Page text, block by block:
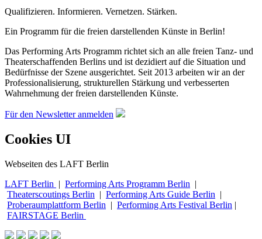
Qualifizieren. Informieren. Vernetzen. Stärken.
Ein Programm für die freien darstellenden Künste in Berlin!
Das Performing Arts Programm richtet sich an alle freien Tanz- und
Theaterschaffenden Berlins und ist dezidiert auf die Situation und
Bedürfnisse der Szene ausgerichtet. Seit 2013 arbeiten wir an der
Professionalisierung, strukturellen Stärkung und verbesserten
Wahrnehmung der freien darstellenden Künste.
Für den Newsletter anmelden
Cookies UI
Webseiten des LAFT Berlin
LAFT Berlin | Performing Arts Programm Berlin |
Theaterscoutings Berlin | Performing Arts Guide Berlin |
Proberaumplattform Berlin | Performing Arts Festival Berlin |
FAIRSTAGE Berlin